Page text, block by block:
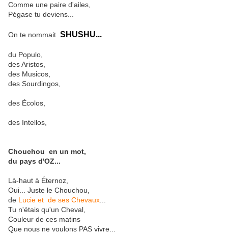
Comme une paire d'ailes,
Pégase tu deviens...
On te nommait SHUSHU...
du Populo,
des Aristos,
des Musicos,
des Sourdingos,
des Écolos,
des Intellos,
Chouchou en un mot,
du pays d'OZ...
Là-haut à Éternoz,
Oui... Juste le Chouchou,
de Lucie et de ses Chevaux
Tu n'étais qu'un Cheval
Couleur de ces matins
Que nous ne voulons PAS vivre...